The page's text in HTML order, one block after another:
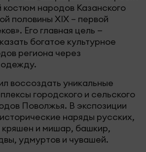
костюм народов Казанского
половины XIX – первой
Его главная цель —
богатое культурное
региона через
воссоздать уникальные
городского и сельского
Поволжья. В экспозиции
наряды русских,
кряшен и мишар, башкир,
удмуртов и чувашей.